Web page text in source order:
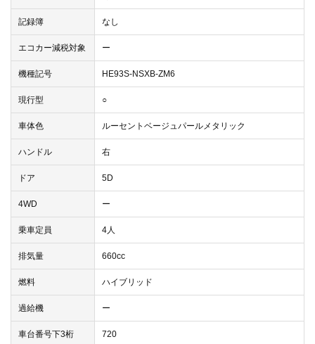
記録簿 なし
エコカー減税対象 ー
機種記号 HE93S-NSXB-ZM6
現行型 ○
車体色 ルーセントベージュパールメタリック
ハンドル 右
ドア 5D
4WD ー
乗車定員 4人
排気量 660cc
燃料 ハイブリッド
過給機 ー
車台番号下3桁 720